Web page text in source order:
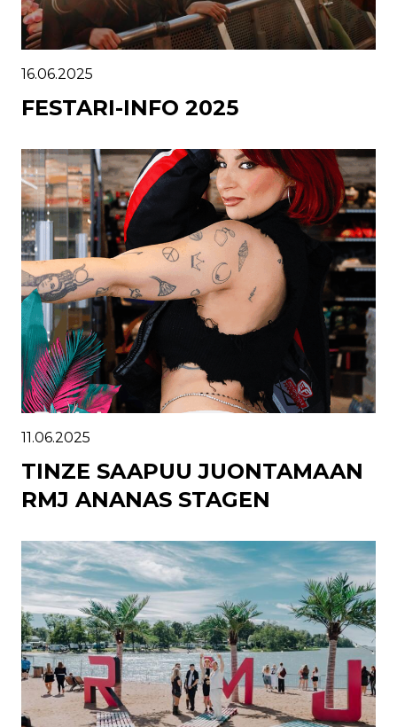
16.06.2025
FESTARI-INFO 2025
11.06.2025
TINZE SAAPUU JUONTAMAAN
RMJ ANANAS STAGEN